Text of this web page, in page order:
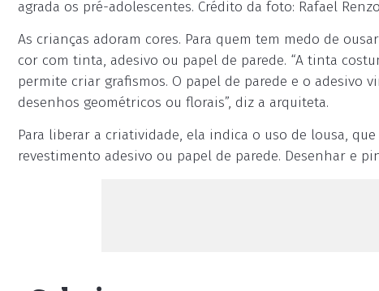
agrada os pré-adolescentes. Crédito da foto: Rafael
As crianças adoram cores. Para quem tem medo de
cor com tinta, adesivo ou papel de parede. “A tinta
permite criar grafismos. O papel de parede e o adesivo
desenhos geométricos ou florais”, diz a arquiteta.
Para liberar a criatividade, ela indica o uso de lousa,
revestimento adesivo ou papel de parede. Desenhar e